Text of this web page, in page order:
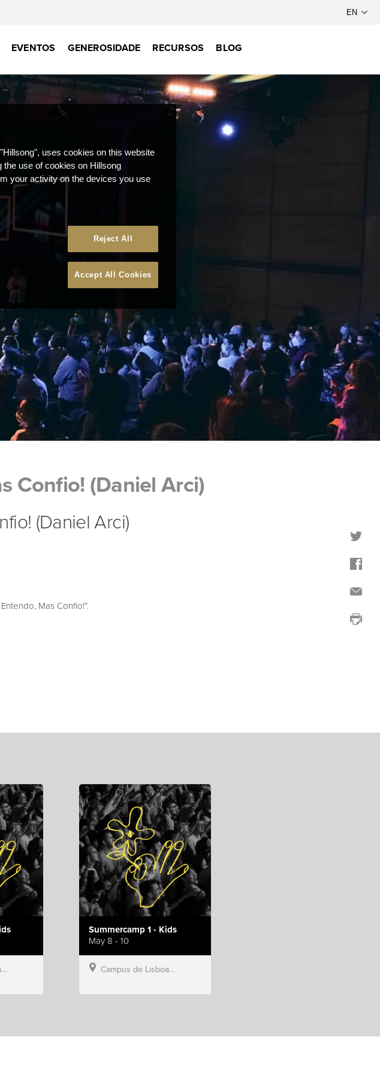
EVENTOS GENEROSIDADE RECURSOS BLOG
Confio! (Daniel Arci)
(Daniel Arci)
Mas Confio!”.
Summercamp 1 - Kids
May 8 - 10
Campus de Lisboa, Hillsong Portugal
uses cookies on this website
use of cookies on Hillsong
your activity on the devices you use
Reject All
Accept All Cookies